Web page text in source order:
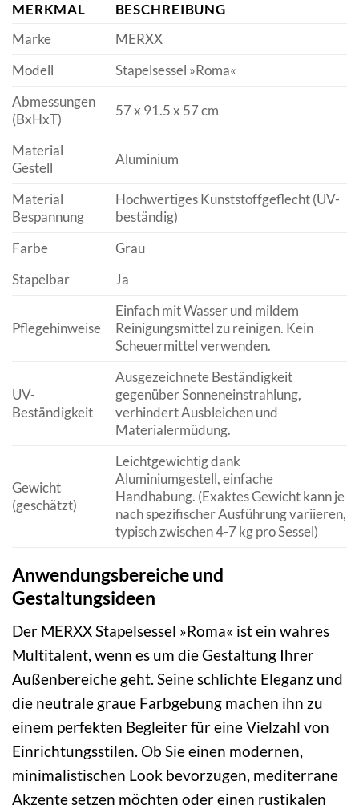
MERKMAL
BESCHREIBUNG
Marke
MERXX
Modell
Stapelsessel »Roma«
Abmessungen
(BxHxT)
57 x 91.5 x 57 cm
Material
Gestell
Aluminium
Material
Bespannung
Hochwertiges Kunststoffgeflecht (UV-
beständig)
Farbe
Grau
Stapelbar
Ja
Pflegehinweise
Einfach mit Wasser und mildem
Reinigungsmittel zu reinigen. Kein
Scheuermittel verwenden.
UV-
Beständigkeit
Ausgezeichnete Beständigkeit
gegenüber Sonneneinstrahlung,
verhindert Ausbleichen und
Materialermüdung.
Gewicht
(geschätzt)
Leichtgewichtig dank
Aluminiumgestell, einfache
Handhabung. (Exaktes Gewicht kann je
nach spezifischer Ausführung variieren,
typisch zwischen 4-7 kg pro Sessel)
Anwendungsbereiche und
Gestaltungsideen
Der MERXX Stapelsessel »Roma« ist ein wahres
Multitalent, wenn es um die Gestaltung Ihrer
Außenbereiche geht. Seine schlichte Eleganz und
die neutrale graue Farbgebung machen ihn zu
einem perfekten Begleiter für eine Vielzahl von
Einrichtungsstilen. Ob Sie einen modernen,
minimalistischen Look bevorzugen, mediterrane
Akzente setzen möchten oder einen rustikalen